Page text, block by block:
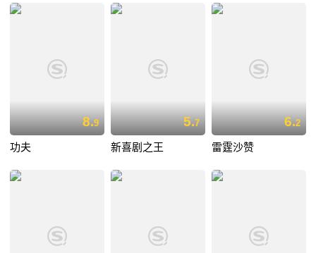
8.9
功夫
5.7
新喜剧之王
6.2
雷霆沙赞